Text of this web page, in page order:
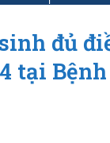
đủ
tại